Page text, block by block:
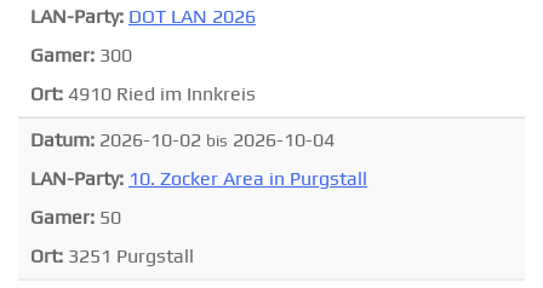
LAN-Party: DOT LAN 2026
Gamer: 300
Ort: 4910 Ried im Innkreis
Datum: 2026-10-02 bis 2026-10-04
LAN-Party: 10. Zocker Area in Purgstall
Gamer: 50
Ort: 3251 Purgstall